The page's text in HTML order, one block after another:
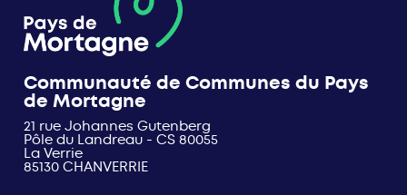
Communauté de Communes du Pays
de Mortagne
21 rue Johannes Gutenberg
Pôle du Landreau - CS 80055
La Verrie
85130 CHANVERRIE